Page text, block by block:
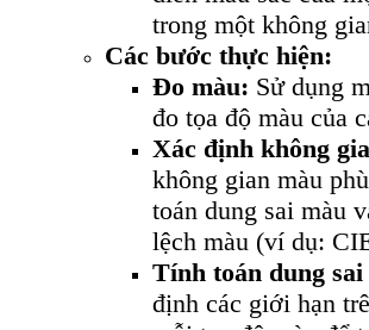
trong một không
Các bước thực hiện:
Đo màu: Sử dụng
đo tọa độ màu của
Xác định không
không gian màu
toán dung sai màu
lệch màu (ví dụ:
Tính toán dung sai
định các giới hạn